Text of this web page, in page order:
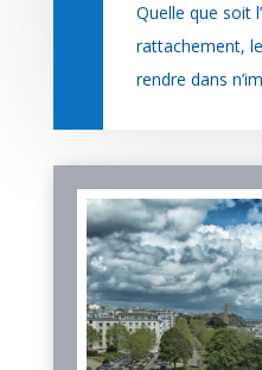
Quelle que soit
rattachement,
rendre dans